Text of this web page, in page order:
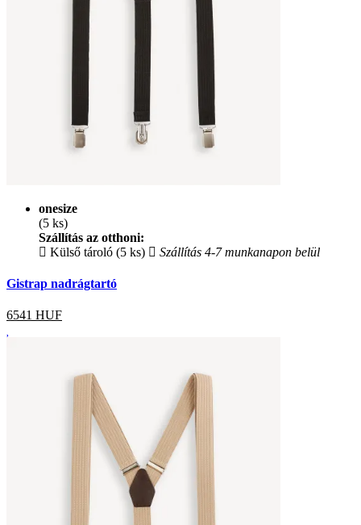
onesize
(5 ks)
Szállítás az otthoni:
Külső tároló (5 ks)
Szállítás 4-7 munkanapon belül
Gistrap nadrágtartó
6541 HUF